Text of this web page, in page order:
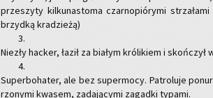
prze­szy­ty kil­ku­na­sto­ma czar­no­pió­ry­mi
brzyd­ką kra­dzie­żą)
3.
Nie­zły hac­ker, łaził za bia­łym kró­li­kiem i
4.
Su­per­bo­ha­ter, ale bez su­per­mo­cy. Pa­tro­lu­je
rzo­ny­mi kwa­sem, za­da­ją­cy­mi za­gad­ki ty­pa­mi.